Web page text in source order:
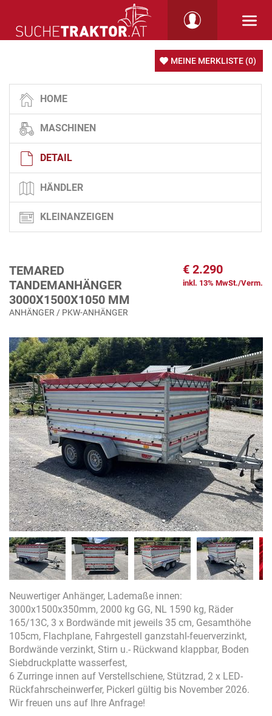
MEINE MERKLISTE (0)
HOME
MASCHINEN
DETAIL
HÄNDLER
KLEINANZEIGEN
TEMARED
TANDEMANHÄNGER
3000X1500X1050 MM
€ 2.290
inkl. 13% MwSt./Verm.
ANHÄNGER / PKW-ANHÄNGER
Neuwertiger Anhänger, Lademaße innen:
3000x1500x350mm, 2000 kg GG, NL 1590 kg, Räder
165/13C, 3 x Bordwände mit jeweils 35 cm, Gesamthöhe
105cm, Flachplane, Fahrgestell ganzstahl-feuerverzinkt,
Bordwände verzinkt, Stirn u.- Rückwand klappbar, Boden
Siebdruckplatte wasserfest,
6 Zurringe innen auf Verstellschiene, Stützrad, 2 x LED-
Rückfahrscheinwerfer, Pickerl gültig bis November 2026.
Wir freuen uns auf Ihre Anfrage!